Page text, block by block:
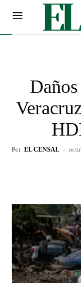
Por EL CENSAL -